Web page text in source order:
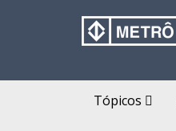
Tópicos